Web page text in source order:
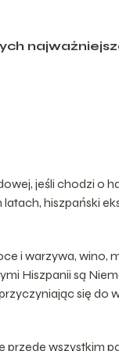
jeśli chodzi o
hiszpański
i warzywa, wino,
Hiszpanii są
się do
wszystkim